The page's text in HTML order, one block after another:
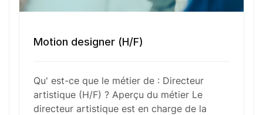
Votre CV
ou
Parcourir les fichiers
Motion designer (H/F)
Qu' est-ce que le métier de : Directeur
artistique (H/F) ? Aperçu du métier Le
directeur artistique est en charge de la